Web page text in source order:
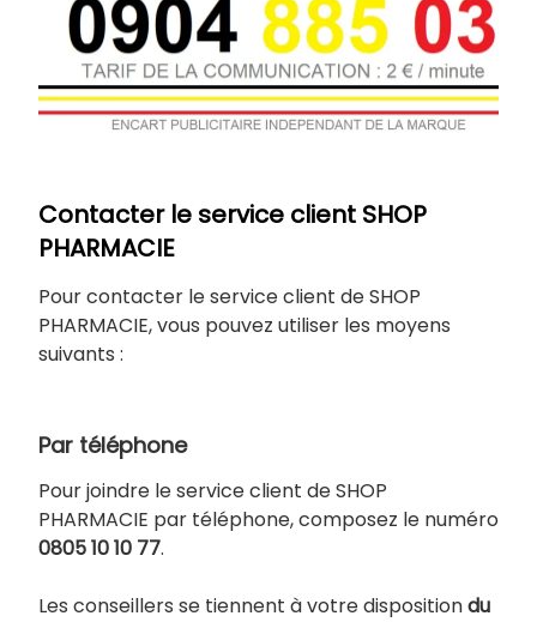
Contacter le service client SHOP
PHARMACIE
Pour contacter le service client de SHOP
PHARMACIE, vous pouvez utiliser les moyens
suivants :
Par téléphone
Pour joindre le service client de SHOP
PHARMACIE par téléphone, composez le numéro
0805 10 10 77.
Les conseillers se tiennent à votre dispositiondu